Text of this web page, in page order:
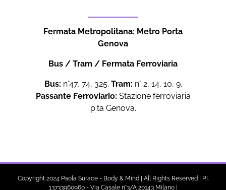
Fermata Metropolitana: Metro Porta
Genova
Bus / Tram / Fermata Ferroviaria
Bus: n°47, 74, 325. Tram: n° 2, 14, 10, 9.
Passante Ferroviario: Stazione ferroviaria
p.ta Genova.
Copyright 2024 Paola Surace - Body & Mind | All Rights Reserved | P.I.
13733960960 - Via Casale n°3/A 20143 Milano |